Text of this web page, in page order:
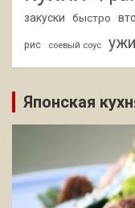
закуски
быстро
рис соевый соус
Японская